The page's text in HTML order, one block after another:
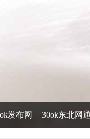
发布网 30ok东北网